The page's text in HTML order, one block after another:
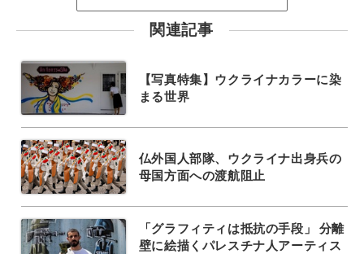
関連記事
【写真特集】ウクライナカラーに染
まる世界
仏外国人部隊、ウクライナ出身兵の
母国方面への渡航阻止
「グラフィティは抵抗の手段」 分離
壁に絵描くパレスチナ人アーティス